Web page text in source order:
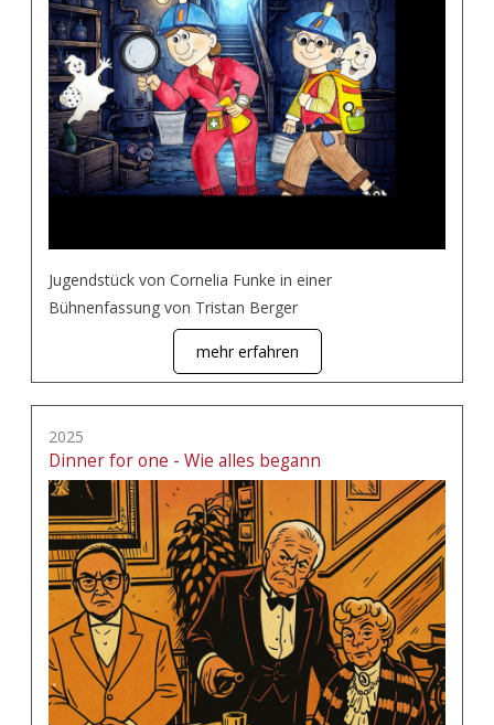
Jugendstück von Cornelia Funke in einer
Bühnenfassung von Tristan Berger
mehr erfahren
2025
Dinner for one - Wie alles begann